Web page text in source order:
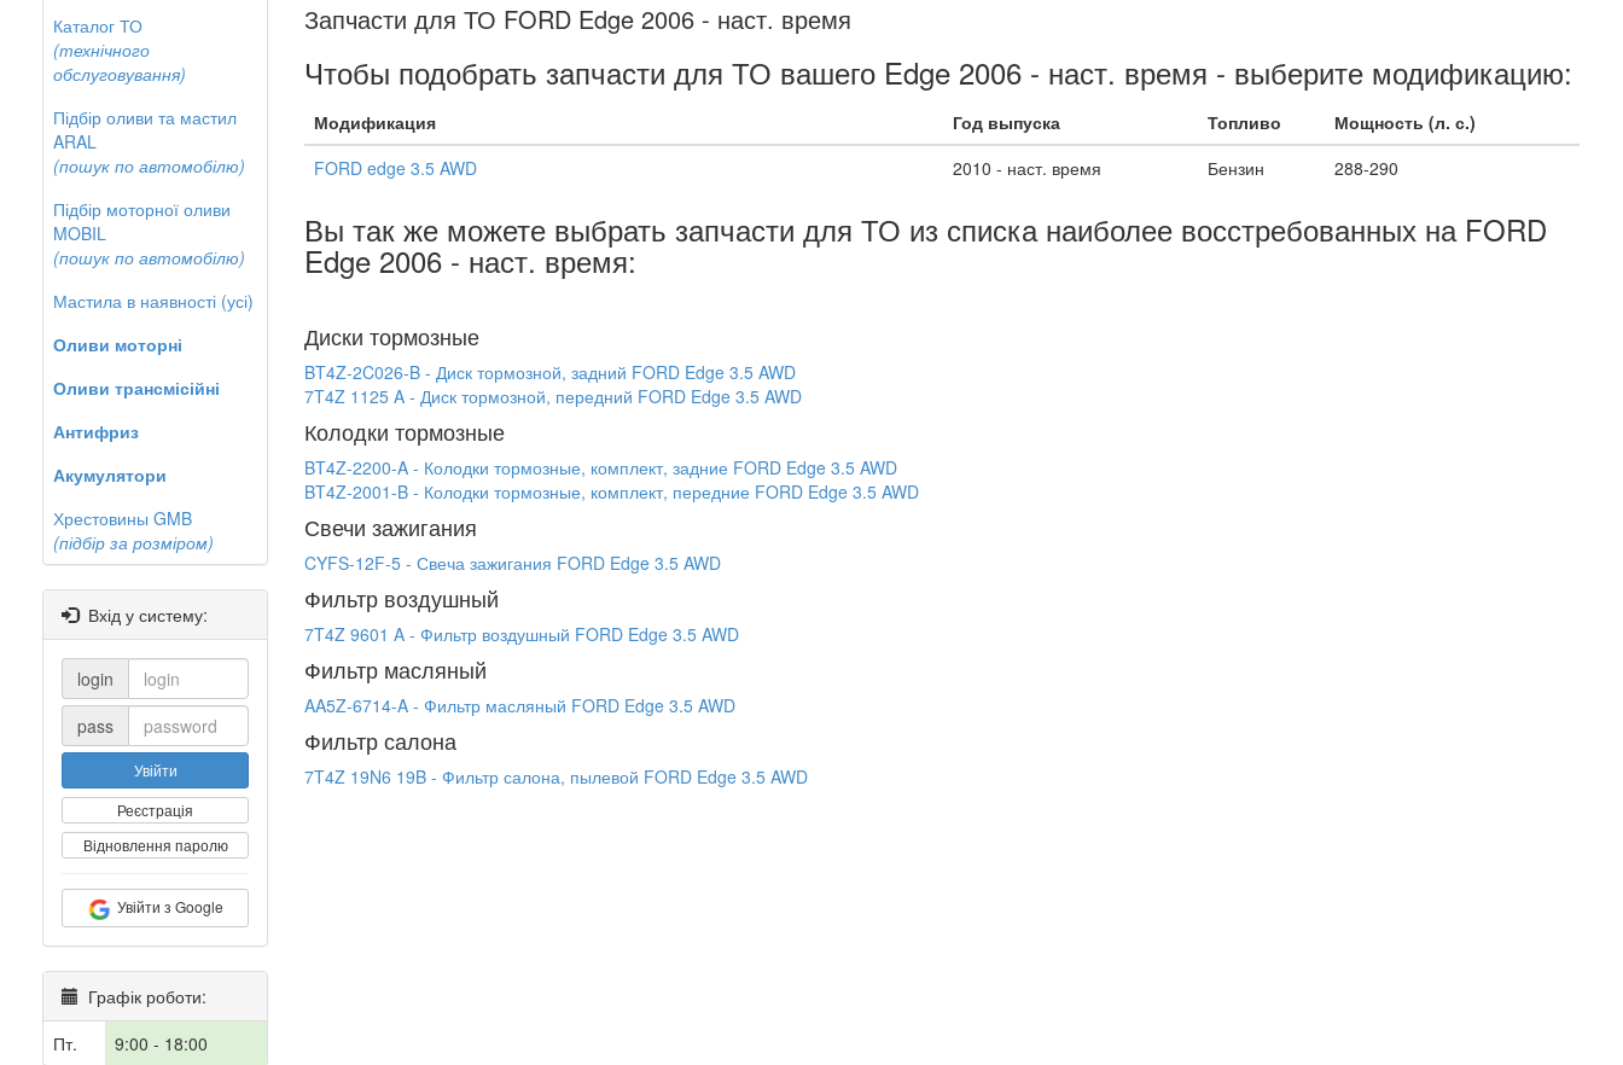
Каталог ТО
(технічного
обслуговування)
Підбір оливи та мастил
ARAL
(пошук по автомобілю)
Підбір моторної оливи
MOBIL
(пошук по автомобілю)
Мастила в наявності (усі)
Оливи моторні
Оливи трансмісійні
Антифриз
Акумулятори
Хрестовины GMB
(підбір за розміром)
Вхід у систему:
login
pass
Увійти
Реєстрація
Відновлення паролю
Увійти з Google
Графік роботи:
Пт.
9:00 - 18:00
Запчасти для ТО FORD Edge 2006 - наст. время
Чтобы подобрать запчасти для ТО вашего Edge 2006 - наст. время - выберите модификацию:
Модификация Год выпуска Топливо
Мощность (л. с.)
FORD edge 3.5 AWD
2010 - наст. время Бензин 288-290
Вы так же можете выбрать запчасти для ТО из списка наиболее восстребованных на FORD
Edge 2006 - наст. время:
Диски тормозные
BT4Z-2C026-B - Диск тормозной, задний FORD Edge 3.5 AWD
7T4Z 1125 A - Диск тормозной, передний FORD Edge 3.5 AWD
Колодки тормозные
BT4Z-2200-A - Колодки тормозные, комплект, задние FORD Edge 3.5 AWD
BT4Z-2001-B - Колодки тормозные, комплект, передние FORD Edge 3.5 AWD
Свечи зажигания
CYFS-12F-5 - Свеча зажигания FORD Edge 3.5 AWD
Фильтр воздушный
7T4Z 9601 A - Фильтр воздушный FORD Edge 3.5 AWD
Фильтр масляный
AA5Z-6714-A - Фильтр масляный FORD Edge 3.5 AWD
Фильтр салона
7T4Z 19N6 19B - Фильтр салона, пылевой FORD Edge 3.5 AWD